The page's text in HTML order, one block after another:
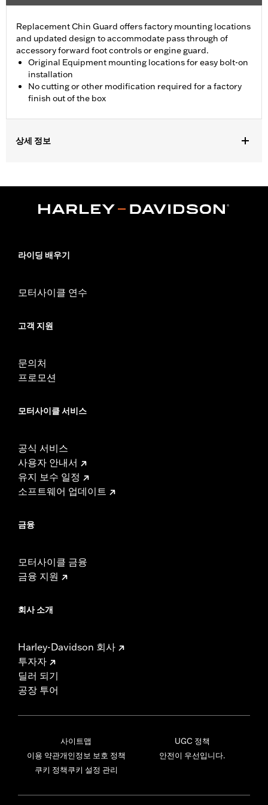
Replacement Chin Guard offers factory mounting locations
and updated design to accommodate pass through of
accessory forward foot controls or engine guard.
Original Equipment mounting locations for easy bolt-on
installation
No cutting or other modification required for a factory
finish out of the box
상세 정보
In the Box: Left and right chin guards and installation
d.com/warranty
라이딩 배우기
모터사이클 연수
고객 지원
문의처
프로모션
모터사이클 서비스
공식 서비스
사용자 안내서
유지 보수 일정
소프트웨어 업데이트
금융
모터사이클 금융
금융 지원
회사 소개
Harley-Davidson 회사
투자자
딜러 되기
공장 투어
사이트맵
이용 약관개인정보 보호 정책
쿠키 정책쿠키 설정 관리
UGC 정책
안전이 우선입니다.